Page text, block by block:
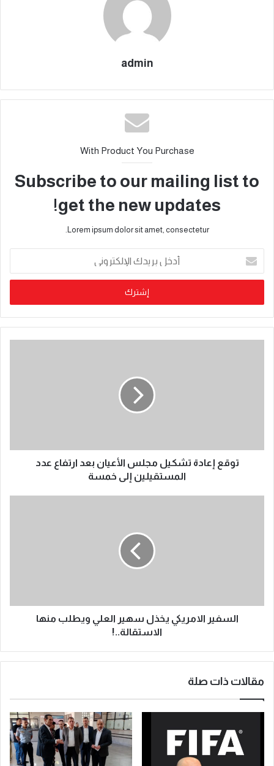
admin
With Product You Purchase
Subscribe to our mailing list to
get the new updates!
Lorem ipsum dolor sit amet, consectetur.
توقع إعادة تشكيل مجلس الأعيان بعد ارتفاع عدد
المستقيلين إلى خمسة
السفير الامريكي يخذل سهير العلي ويطلب منها
الاستقالة..!
مقالات ذات صلة